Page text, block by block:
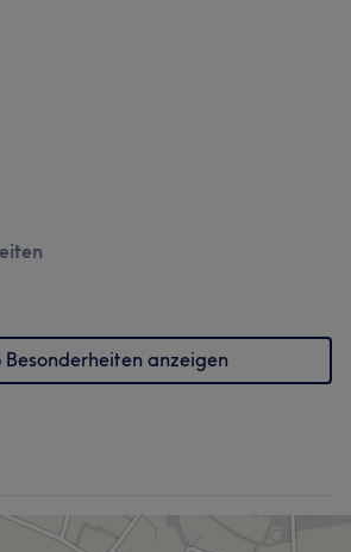
Besonderheiten anzeigen